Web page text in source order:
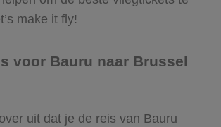
make it fly!
voor Bauru naar Brussel
uit dat je de reis van Bauru